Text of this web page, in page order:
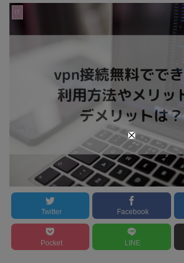
IT
Twitter Facebook
Pocket LINE